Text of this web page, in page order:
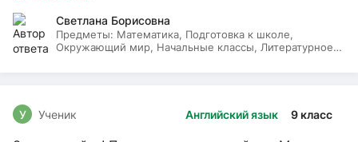
Светлана Борисовна
Предметы: Математика, Подготовка к школе,
Окружающий мир, Начальные классы, Литературное
Английский язык 9 класс
У Ученик